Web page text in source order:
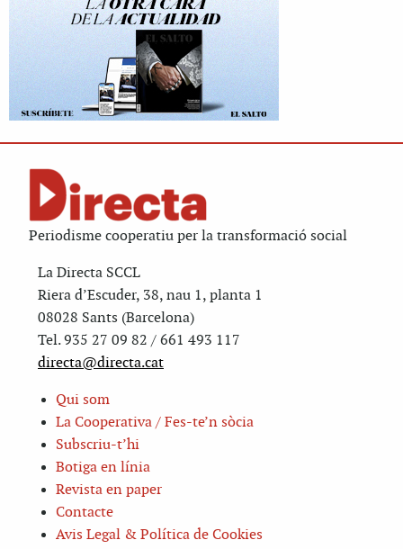
Periodisme cooperatiu per la transformació social
La Directa SCCL
Riera d’Escuder, 38, nau 1, planta 1
08028 Sants (Barcelona)
Tel. 935 27 09 82 / 661 493 117
directa@directa.cat
Qui som
La Cooperativa / Fes-te’n sòcia
Subscriu-t’hi
Botiga en línia
Revista en paper
Contacte
Avis Legal & Política de Cookies